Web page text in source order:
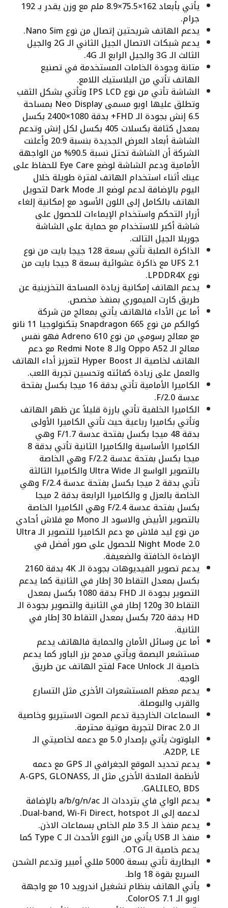
يأتي بأبعاد 162×75.5×8.9 ملم مع وزن يقدر بـ 192
جرام.
يدعم الهاتف شريحتين إتصال من نوع Nano Sim.
يدعم شبكات الاتصال الجيل الثاني الـ 2G والجيل
الثالث الـ 3G والجيل الرابع الـ 4G.
متانة وجودة الخامات المستخدمة في تصنيع
الهاتف تأتي من البلاستيك اللامع.
الشاشة تأتي من نوع IPS LCD وتأتي بشكل الثقب
وتطلق عليها اوبو مسمى Neo Display بمساحة
6.5 إنش بجودة الـ FHD+ بدقة 1080×2400 بكسل
بمعدل كثافة بكسلات 405 بكسل لكل إنش وتدعم
الشاشة أبعاد العرض الجديدة بنسبة 20:9 وأعلنت
الشركة أن الشاشة تحتل نسبة 90.5% من الواجهة
الأمامية ودعم الشاشة لوضع Eye Care للحفاظ على
عينك أثناء استخدام الهاتف لفترة طويلة خلال
اليوم بالإضافة لدعم لوضع الـ Dark Mode لتحويل
الهاتف بالكامل إلى اللون الأسود مع إمكانية إلغاء
أزرار التحكم واستخدام الإيماءات للحصول على
شاشة أكبر للاستخدام مع حماية على الشاشة
جوريلا الجيل التالت.
الذاكرة الصلبة تأتي بسعة 128 جيجا بايت من نوع
UFS 2.1 مع ذاكرة عشوائية بسعة 8 جيجا بايت من
نوع LPDDR4X.
يدعم الهاتف إمكانية زيادة المساحة التخزينية عن
طريق كارت الميموري بمنفذ مخصص.
أما عن الأداء فالهاتف يأتي بمعالج من شركة
كوالكم من نوع Snapdragon 665 بتكنولوجيا 11 نانو
مع معالج رسومي من نوع Adreno 610 فهو نفس
معالج الـ Oppo A52 والـ Redmi Note 8 مع دعم
الهاتف لخاصية الـ Hyper Boost لتعزيز أداء الهاتف
والعمل على زيادة كفائته وتحسين تجربة اللعب.
الكاميرا الأمامية تأتي بدقة 16 ميجا بكسل بفتحة
عدسة F/2.0.
الكاميرا الخلفية تأتي بارزة قليلاً عن ظهر الهاتف
وتأتي بكاميرا رباعية حيث تأتي الكاميرا الأولى
بدقة 48 ميجا بكسل بفتحة عدسة F/1.7 وهي
الكاميرا الأساسية والكاميرا الثانية تأتي بدقة 8
ميجا بكسل بفتحة عدسة F/2.2 وهي الخاصة
بالتصوير الواسع الـ Ultra Wide والكاميرا الثالثة
تأتي بدقة 2 ميجا بكسل بفتحة عدسة F/2.4 وهي
الخاصة بالعزل و والكاميرا الرابعة بدقة 2 ميجا
بكسل بفتحة عدسة F/2.4 وهي الكاميرا الخاصة
بالتصوير الأبيض والاسود الـ Mono مع فلاش أحادي
من نوع ليد فلاش مع دعم الكاميرا للتصوير الـ Ultra
Night Mode 2.0 للحصول على صور أفضل في
الإضاءة الخافتة والضعيفة.
يدعم تصوير الفيديوهات بجودة الـ 4K بدقة 2160
بكسل بمعدل التقاط 30 إطار في الثانية كما يدعم
التصوير بجودة الـ FHD بدقة 1080 بكسل بمعدل
التقاط 30 و120 إطار في الثانية والتصوير بجودة الـ
HD بدقة 720 بكسل بمعدل التقاط 30 إطار في
الثانية.
أما عن وسائل الأمان والحماية فالهاتف يدعم
مستشعر البصمة ويأتي مدمج بزر الباور كما يدعم
خاصية الـ Face Unlock لفتح الهاتف عن طريق
الوجه.
يدعم معظم المستشعرات الأخرى مثل التسارع
والقرب والبوصلة.
السماعات الخارجية تدعم الصوت الاستيريو وخاصية
الـ Dirac 2.0 لتجربة صوتية محترمة.
البلوتوث يأتي بإصدار 5.0 مع دعمه لخاصيتي الـ
A2DP, LE.
يدعم تحديد الموقع الجغرافي الـ GPS مع دعمه
لأنظمة الملاحة الأخرى مثل الـ A-GPS, GLONASS,
GALILEO, BDS.
يدعم الواي فاي بترددات الـ a/b/g/n/ac بالإضافة
لدعمه إلى الـ Dual-band, Wi-Fi Direct, hotspot.
يدعم منفذ الـ 3.5 ملم الخاص بسماعات الاذن.
منفذ الـ USB يأتي من النوع الأحدث الـ Type C كما
يدعم خاصية الـ OTG.
البطارية تأتي بسعة 5000 مللي أمبير وتدعم الشحن
السريع بقوة 18 واط.
يأتي الهاتف بنظام تشغيل اندرويد 10 مع واجهة
اوبو الـ ColorOS 7.1.